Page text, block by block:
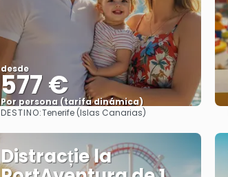
desde
577 €
Por persona (tarifa dinámica)
Ver más
DESTINO:Tenerife (Islas Canarias)
Distracție la